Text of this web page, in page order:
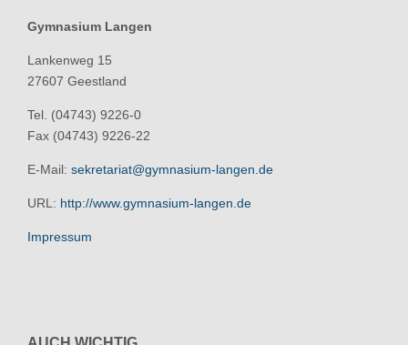
Gymnasium Langen
Lankenweg 15
27607 Geestland
Tel. (04743) 9226-0
Fax (04743) 9226-22
E-Mail: sekretariat@gymnasium-langen.de
URL: http://www.gymnasium-langen.de
Impressum